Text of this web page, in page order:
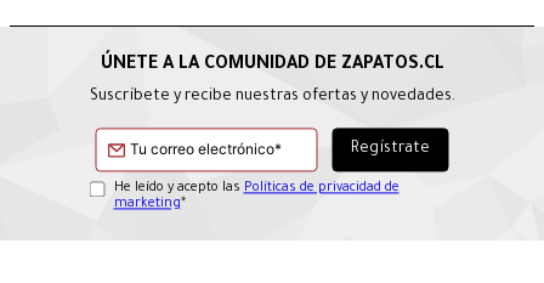
Suscríbete y recibe nuestras ofertas y novedades.
He leído y acepto las Políticas de privacidad de
marketing*